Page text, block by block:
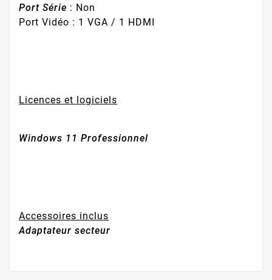
Port Série : Non
Port Vidéo : 1 VGA / 1 HDMI
Licences et logiciels
Windows 11 Professionnel
Accessoires inclus
Adaptateur secteur